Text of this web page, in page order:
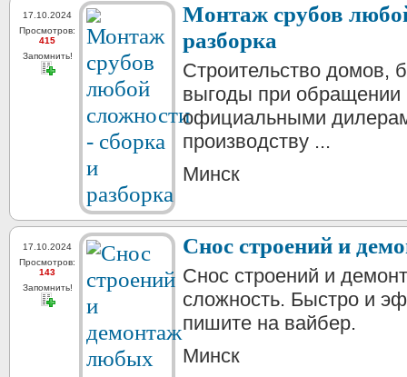
17.10.2024
Просмотров:
415
Запомнить!
Монтаж срубов
разборка
Строительство домов,
выгоды при
официальными
производству ...
Минск
17.10.2024
Просмотров:
143
Запомнить!
Снос строений и
Снос строений и
сложность. Быстро и
пишите на вайбер.
Минск